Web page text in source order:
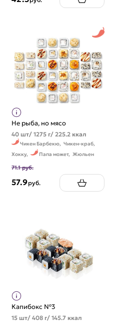
Не рыба, но мясо
40 шт/ 1275 г/ 225.2 ккал
Чикен Барбекю, Чикен-краб,
Хокку,
Папа может, Жюльен
71.1 руб.
57.9руб.
Капибокс №3
15 шт/ 408 г/ 145.7 ккал